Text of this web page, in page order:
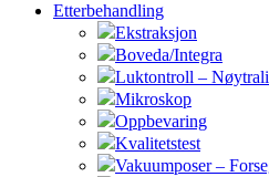
Etterbehandling
Ekstraksjon
Boveda/Integra
Luktontroll –
Mikroskop
Oppbevaring
Kvalitetstest
Vakuumposer –